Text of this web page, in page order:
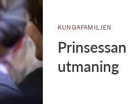
KUNGAFAMILJEN
utmaning